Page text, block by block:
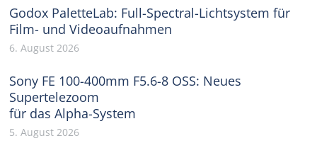
Godox PaletteLab: Full-Spectral-Lichtsystem für
Film- und Videoaufnahmen
6. August 2026
Sony FE 100-400mm F5.6-8 OSS: Neues
Supertelezoom
für das Alpha-System
5. August 2026